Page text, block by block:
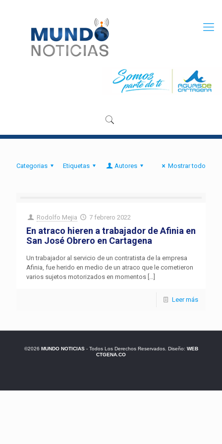
Categorias Etiquetas Autores Mostrar todo
Rodolfo Mejia 7 febrero 2022
En atraco hieren a trabajador de Afinia en
San José Obrero en Cartagena
Un trabajador al servicio de un contratista de la empresa
Afinia, fue herido en medio de un atraco que le cometieron
varios sujetos motorizados en momentos […]
Leer más
©2026 MUNDO NOTICIAS- Todos Los Derechos Reservados. Diseño: WEB
CTGENA.CO